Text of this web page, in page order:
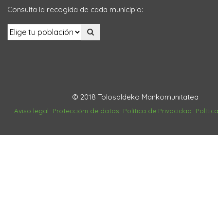
Consulta la recogida de cada municipio:
© 2018 Tolosaldeko Mankomunitatea
Aviso legal Proteccióm de datos Política de Privacidad